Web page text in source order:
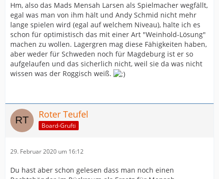
Hm, also das Mads Mensah Larsen als Spielmacher wegfällt,
egal was man von ihm hält und Andy Schmid nicht mehr
lange spielen wird (egal auf welchem Niveau), halte ich es
schon für optimistisch das mit einer Art "Weinhold-Lösung"
machen zu wollen. Lagergren mag diese Fähigkeiten haben,
aber weder für Schweden noch für Magdeburg ist er so
aufgelaufen und das sicherlich nicht, weil sie da was nicht
wissen was der Roggisch weiß.
Roter Teufel
Board-Grufti
29. Februar 2020 um 16:12
Du hast aber schon gelesen dass man noch einen